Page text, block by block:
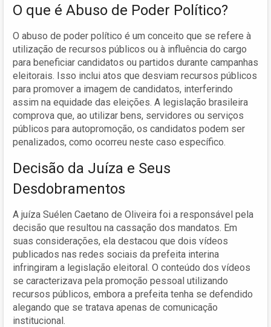
O que é Abuso de Poder Político?
O abuso de poder político é um conceito que se refere à
utilização de recursos públicos ou à influência do cargo
para beneficiar candidatos ou partidos durante campanhas
eleitorais. Isso inclui atos que desviam recursos públicos
para promover a imagem de candidatos, interferindo
assim na equidade das eleições. A legislação brasileira
comprova que, ao utilizar bens, servidores ou serviços
públicos para autopromoção, os candidatos podem ser
penalizados, como ocorreu neste caso específico.
Decisão da Juíza e Seus
Desdobramentos
A juíza Suélen Caetano de Oliveira foi a responsável pela
decisão que resultou na cassação dos mandatos. Em
suas considerações, ela destacou que dois vídeos
publicados nas redes sociais da prefeita interina
infringiram a legislação eleitoral. O conteúdo dos vídeos
se caracterizava pela promoção pessoal utilizando
recursos públicos, embora a prefeita tenha se defendido
alegando que se tratava apenas de comunicação
institucional.